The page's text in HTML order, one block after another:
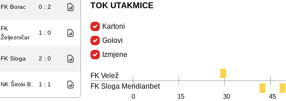
FK Borac 0 : 2
FK
Željezničar
1 : 0
FK Sloga 2 : 0
NK Široki B. 1 : 1
TOK UTAKMICE
Kartoni
Golovi
Izmjene
FK Velež
FK Sloga Meridianbet
0 15 30 45